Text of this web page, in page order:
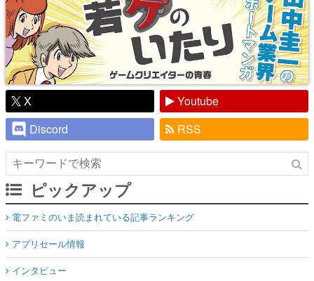
X
Youtube
Discord
RSS
ピックアップ
電ファミのいま読まれている記事ランキング
アプリセール情報
インタビュー